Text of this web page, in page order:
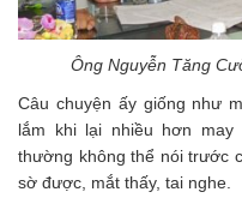
Ông Nguyễn Tăng
Câu chuyện ấy giống như
lắm khi lại nhiều hơn
thường không thể nói trước
sờ được, mắt thấy, tai nghe.